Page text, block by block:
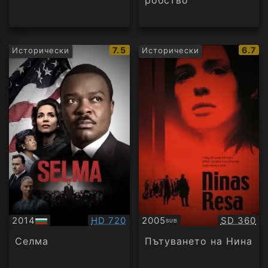
Исторически
IMDb
рейтинг:
7.5
2014
БГ
аудио
Качество:
HD 720
Селма
Исторически
IMDb
6.7
2005SUB
Субтитри SD 360
Пътуването на Нина